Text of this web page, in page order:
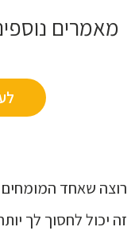
מאמרים
שאחד המומחים
לחסוך לך יותר מ-100,000 וזה ללא